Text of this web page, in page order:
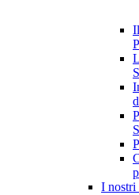
I nostri